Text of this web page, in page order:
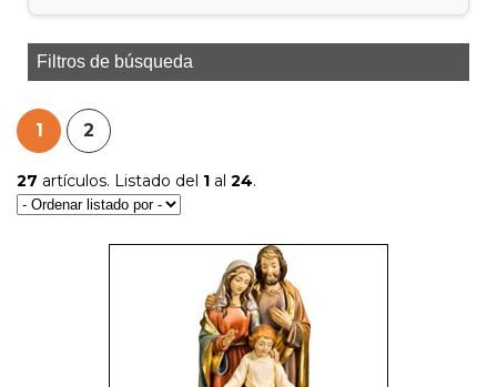
Filtros de búsqueda
1 2
27 artículos. Listado del 1 al 24.